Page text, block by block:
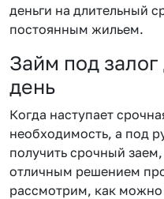
деньги на длительный
постоянным жильем.
Займ под залог
день
Когда наступает
необходимость, а под
получить срочный
отличным решением
рассмотрим, как можно